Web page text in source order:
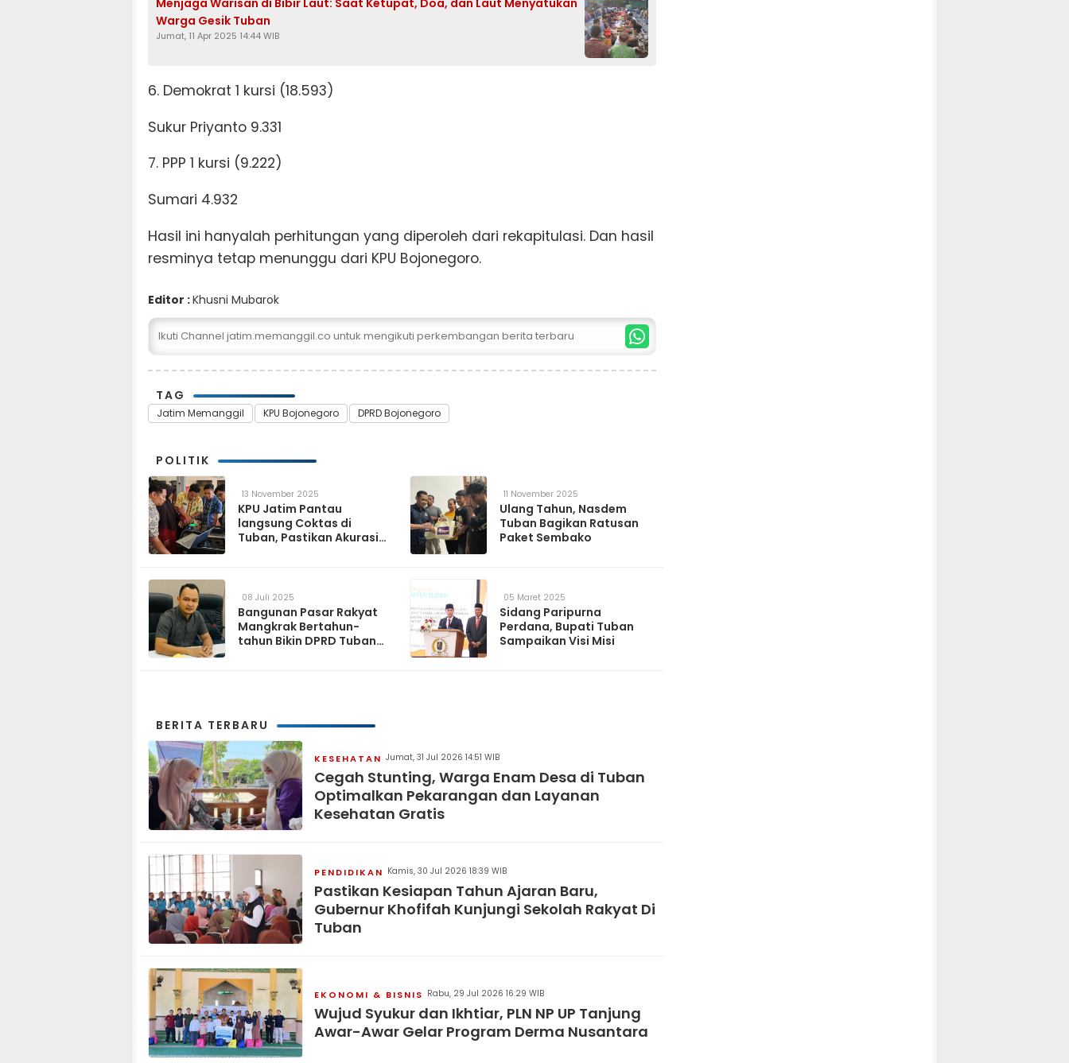
Warga Gesik Tuban
Jumat, 11 Apr 2025 14:44 WIB
6. Demokrat 1 kursi (18.593)
Sukur Priyanto 9.331
7. PPP 1 kursi (9.222)
Sumari 4.932
Hasil ini hanyalah perhitungan yang diperoleh dari rekapitulasi. Dan hasil
resminya tetap menunggu dari KPU Bojonegoro.
Editor :Khusni Mubarok
Ikuti Channel jatim.memanggil.co untuk mengikuti perkembangan berita terbaru
TAG
Jatim Memanggil KPU Bojonegoro DPRD Bojonegoro
POLITIK
13 November 2025
KPU Jatim Pantau
langsung Coktas di
Tuban, Pastikan Akurasi
11 November 2025
Ulang Tahun, Nasdem
Tuban Bagikan Ratusan
Paket Sembako
08 Juli 2025
Bangunan Pasar Rakyat
Mangkrak Bertahun-
tahun Bikin DPRD Tuban
05 Maret 2025
Sidang Paripurna
Perdana, Bupati Tuban
Sampaikan Visi Misi
BERITA TERBARU
KESEHATAN Jumat, 31 Jul 2026 14:51 WIB
Cegah Stunting, Warga Enam Desa di Tuban
Optimalkan Pekarangan dan Layanan
Kesehatan Gratis
PENDIDIKAN Kamis, 30 Jul 2026 18:39 WIB
Pastikan Kesiapan Tahun Ajaran Baru,
Gubernur Khofifah Kunjungi Sekolah Rakyat Di
Tuban
EKONOMI & BISNIS Rabu, 29 Jul 2026 16:29 WIB
Wujud Syukur dan Ikhtiar, PLN NP UP Tanjung
Awar-Awar Gelar Program Derma Nusantara